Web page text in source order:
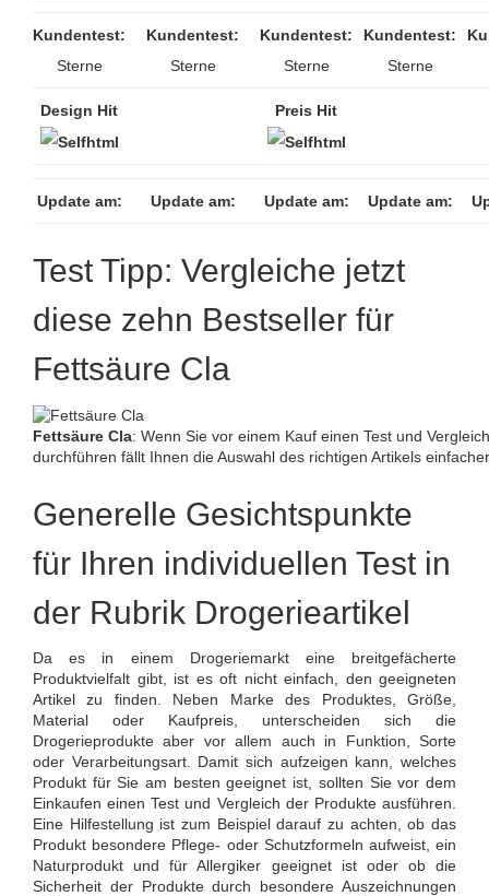
Kundentest:
Sterne
Kundentest:
Sterne
Kundentest:
Sterne
Kundentest:
Sterne
Design Hit Preis Hit
Update am: Update am: Update am: Update am:
Test Tipp: Vergleiche jetzt
diese zehn Bestseller für
Fettsäure Cla
Fettsäure Cla: Wenn Sie vor einem Kauf einen Test und
durchführen fällt Ihnen die Auswahl des richtigen Artikels
Generelle Gesichtspunkte
für Ihren individuellen Test in
der Rubrik Drogerieartikel
Da es in einem Drogeriemarkt eine breitgefächerte
Produktvielfalt gibt, ist es oft nicht einfach, den geeigneten
Artikel zu finden. Neben Marke des Produktes, Größe,
Material oder Kaufpreis, unterscheiden sich die
Drogerieprodukte aber vor allem auch in Funktion, Sorte
oder Verarbeitungsart. Damit sich aufzeigen kann, welches
Produkt für Sie am besten geeignet ist, sollten Sie vor dem
Einkaufen einen Test und Vergleich der Produkte ausführen.
Eine Hilfestellung ist zum Beispiel darauf zu achten, ob das
Produkt besondere Pflege- oder Schutzformeln aufweist, ein
Naturprodukt und für Allergiker geeignet ist oder ob die
Sicherheit der Produkte durch besondere Auszeichnungen